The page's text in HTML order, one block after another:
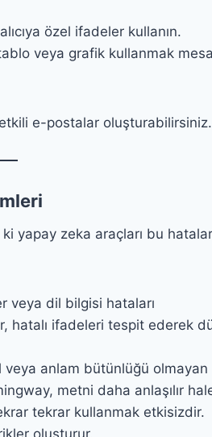
özel ifadeler kullanın.
veya grafik kullanmak
e-postalar oluşturabilirsiniz.
yapay zeka araçları bu
veya dil bilgisi hataları
hatalı ifadeleri tespit ederek
veya anlam bütünlüğü olmayan
metni daha anlaşılır
tekrar kullanmak etkisizdir.
oluşturur.